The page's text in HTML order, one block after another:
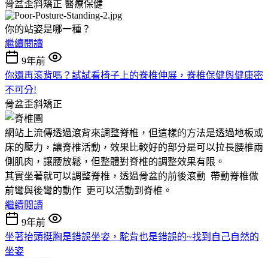
骨盆歪斜矯正 醫療保健
你的站姿是哪一種？
繼續閱讀
9年前
你還再滾背嗎？試試看椅子上的脊椎伸展，脊椎保健與健康密
不可分!
骨盆歪斜矯正
網站上流傳透過滾背來調整脊椎，但這樣的方法是透過地板或
床的壓力，讓脊椎活動，效果比較好的部分是可以拉長腰椎兩
側肌肉，讓腰放鬆，但整體對脊椎的調整效果有限。
其實坐著就可以調整脊椎，透過骨盆的前後滾動 帶動脊椎做
前彎與後彎的動作 更可以活動到脊椎。
繼續閱讀
9年前
坐著抬頭挺胸是錯誤坐姿，駝背也是錯誤的~找到自己自然的
坐姿